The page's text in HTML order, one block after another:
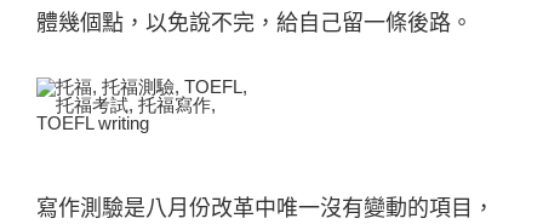
體幾個點，以免說不完，給自己留一條後路。
寫作測驗是八月份改革中唯一沒有變動的項目，